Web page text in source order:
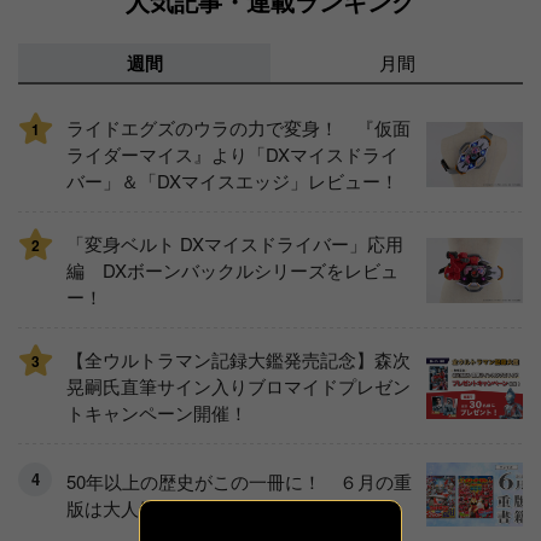
週間 月間
1
ライドエグズのウラの力で変身！ 『仮面
ライダーマイス』より「DXマイスドライ
バー」＆「DXマイスエッジ」レビュー！
2
「変身ベルト DXマイスドライバー」応用
編 DXボーンバックルシリーズをレビュ
ー！
3
【全ウルトラマン記録大鑑発売記念】森次
晃嗣氏直筆サイン入りブロマイドプレゼン
トキャンペーン開催！
50年以上の歴史がこの一冊に！ ６月の重
版は大人気シリーズの超百科です